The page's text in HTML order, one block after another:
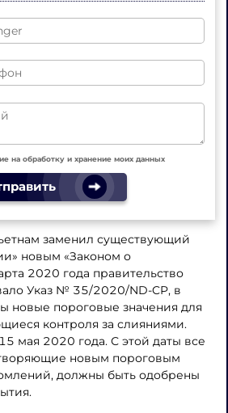
на обработку и хранение моих данных
заменил существующий
новым «Законом о
2020 года правительство
Указ № 35/2020/ND-CP, в
новые пороговые значения для
контроля за слияниями.
мая 2020 года. С этой даты все
новым пороговым
должны быть одобрены